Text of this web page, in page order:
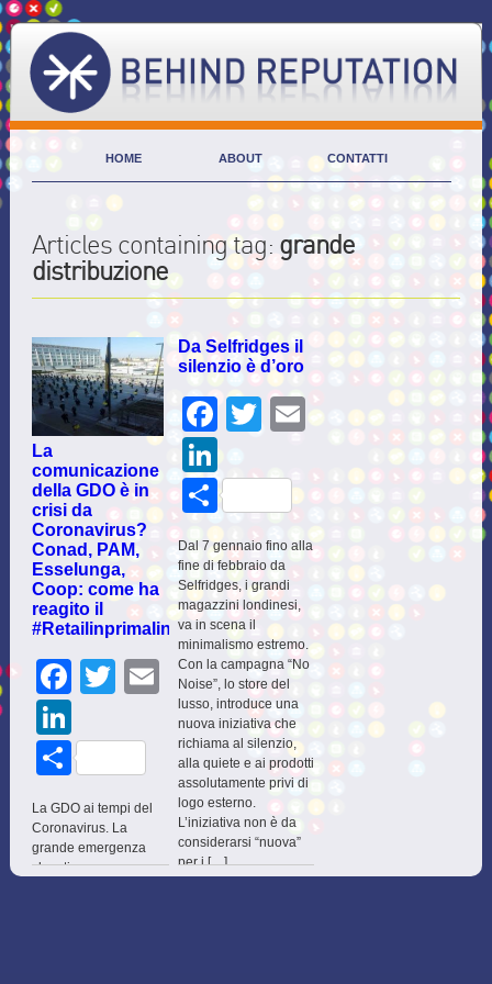
HOME ABOUT CONTATTI
Articles containing tag: grande
distribuzione
La
comunicazione
della GDO è in
crisi da
Coronavirus?
Conad, PAM,
Esselunga,
Coop: come ha
reagito il
#Retailinprimalinea
Facebook
Twitter
Email
LinkedIn
Share
La GDO ai tempi del
Coronavirus. La
grande emergenza
che stiamo
Da Selfridges il
silenzio è d’oro
Facebook
Twitter
Email
Share
Dal 7 gennaio fino alla
fine di febbraio da
Selfridges, i grandi
magazzini londinesi,
va in scena il
minimalismo estremo.
Con la campagna “No
Noise”, lo store del
lusso, introduce una
nuova iniziativa che
richiama al silenzio,
alla quiete e ai prodotti
assolutamente privi di
logo esterno.
L’iniziativa non è da
considerarsi “nuova”
per i […]